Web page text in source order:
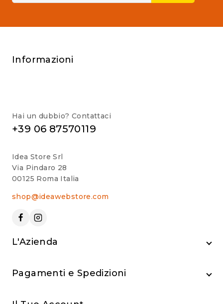
Informazioni
Hai un dubbio? Contattaci
+39 06 87570119
Idea Store Srl
Via Pindaro 28
00125 Roma Italia
shop@ideawebstore.com
L'Azienda
Pagamenti e Spedizioni